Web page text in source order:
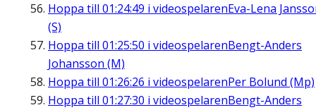
Hoppa till 01:24:49 i videospelarenEva-Lena
(S)
Hoppa till 01:25:50 i videospelarenBengt-Anders
Johansson (M)
Hoppa till 01:26:26 i videospelarenPer Bolund (Mp)
Hoppa till 01:27:30 i videospelarenBengt-Anders